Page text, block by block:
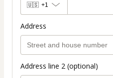
🇺🇸 +1
Address
Address line 2 (optional)